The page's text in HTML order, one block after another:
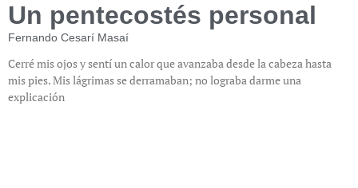
Un pentecostés personal
Fernando Cesarí Masaí
Cerré mis ojos y sentí un calor que avanzaba desde la cabeza hasta
mis pies. Mis lágrimas se derramaban; no lograba darme una
explicación